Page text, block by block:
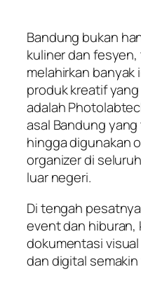
Bandung bukan
kuliner dan
melahirkan banyak
produk kreatif
adalah
asal Bandung
hingga digunakan
organizer di
luar negeri.
Di tengah
event dan
dokumentasi
dan digital